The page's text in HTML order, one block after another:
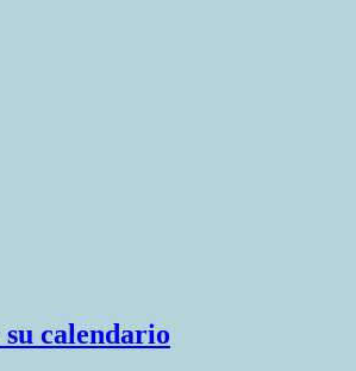
calendario